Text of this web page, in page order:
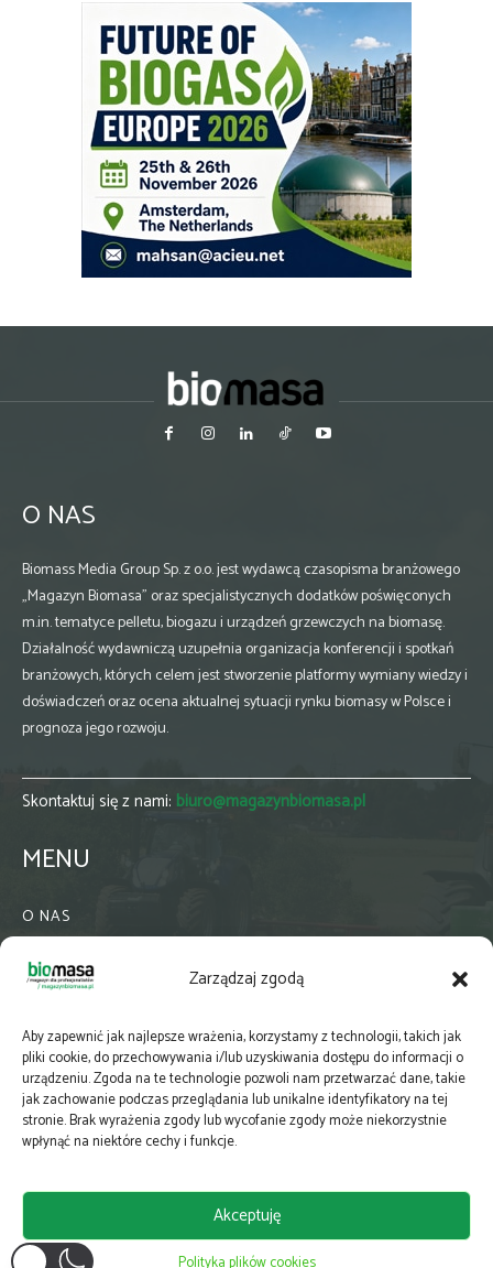
Zarządzaj zgodą
Aby zapewnić jak najlepsze wrażenia, korzystamy z technologii, takich jak
pliki cookie, do przechowywania i/lub uzyskiwania dostępu do informacji o
urządzeniu. Zgoda na te technologie pozwoli nam przetwarzać dane, takie
jak zachowanie podczas przeglądania lub unikalne identyfikatory na tej
stronie. Brak wyrażenia zgody lub wycofanie zgody może niekorzystnie
wpłynąć na niektóre cechy i funkcje.
Akceptuję
Polityka plików cookies
O NAS
Biomass Media Group Sp. z o.o. jest wydawcą czasopisma branżowego
„Magazyn Biomasa” oraz specjalistycznych dodatków poświęconych
m.in. tematyce pelletu, biogazu i urządzeń grzewczych na biomasę.
Działalność wydawniczą uzupełnia organizacja konferencji i spotkań
branżowych, których celem jest stworzenie platformy wymiany wiedzy i
doświadczeń oraz ocena aktualnej sytuacji rynku biomasy w Polsce i
prognoza jego rozwoju.
Skontaktuj się z nami: biuro@magazynbiomasa.pl
MENU
O NAS
WSPÓŁPRACA
PRENUMERATA
NEWSLETTER
MAPY
E-WYDANIE